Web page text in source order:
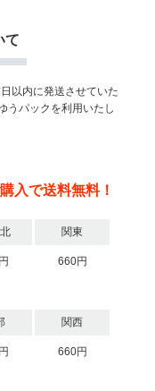
て
以内に発送させていた
うパックを利用いたし
入で送料無料！
関東
660円
関西
660円